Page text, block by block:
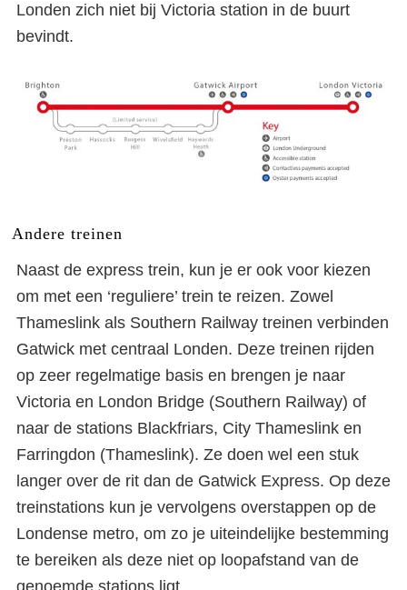
Londen zich niet bij Victoria station in de buurt
bevindt.
Andere treinen
Naast de express trein, kun je er ook voor kiezen
om met een ‘reguliere’ trein te reizen. Zowel
Thameslink als Southern Railway treinen verbinden
Gatwick met centraal Londen. Deze treinen rijden
op zeer regelmatige basis en brengen je naar
Victoria en London Bridge (Southern Railway) of
naar de stations Blackfriars, City Thameslink en
Farringdon (Thameslink). Ze doen wel een stuk
langer over de rit dan de Gatwick Express. Op deze
treinstations kun je vervolgens overstappen op de
Londense metro, om zo je uiteindelijke bestemming
te bereiken als deze niet op loopafstand van de